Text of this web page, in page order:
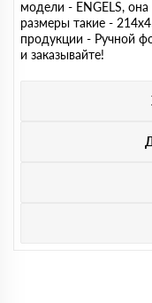
модели - ENGELS,
размеры такие -
продукции - Ручной
и заказывайте!